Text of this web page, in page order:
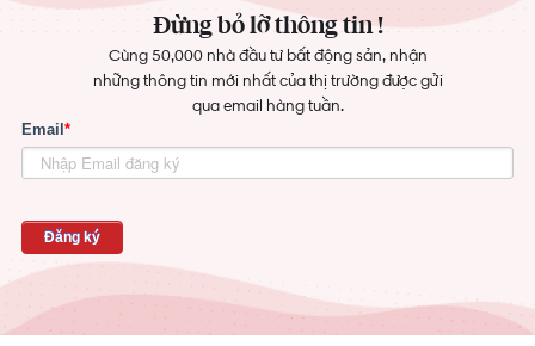
Đừng bỏ lỡ thông tin !
Cùng 50,000 nhà đầu tư bất động sản, nhận
những thông tin mới nhất của thị trường được gửi
qua email hàng tuần.